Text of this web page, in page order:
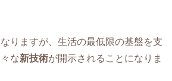
りますが、生活の最低限の基盤を支
な新技術が開示されることになりま